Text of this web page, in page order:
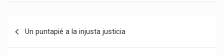
Un puntapié a la injusta justicia